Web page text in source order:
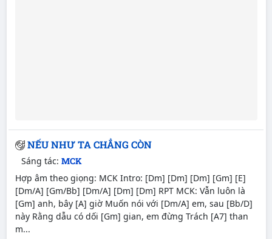
NẾU NHƯ TA CHẲNG CÒN
Sáng tác: MCK
Hợp âm theo giọng: MCK Intro: [Dm] [Dm] [Dm] [Gm] [E]
[Dm/A] [Gm/Bb] [Dm/A] [Dm] [Dm] RPT MCK: Vẫn luôn là
[Gm] anh, bây [A] giờ Muốn nói với [Dm/A] em, sau [Bb/D]
này Rằng dẫu có dối [Gm] gian, em đừng Trách [A7] than
m...